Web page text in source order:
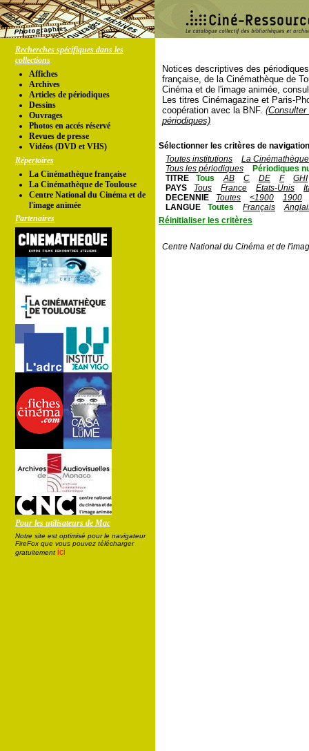
Recherches spécifiques dans les
collections
Affiches
Archives
Articles de périodiques
Dessins
Ouvrages
Photos en accés réservé
Revues de presse
Vidéos (DVD et VHS)
Répertoires
La Cinémathèque française
La Cinémathèque de Toulouse
Centre National du Cinéma et de
l'image animée
Partenaires
Pour les utilisateurs de Mac
Notre site est optimisé pour le navigateur
FireFox que vous pouvez télécharger
gratuitement ici
Notices descriptives des
française, de la Cinémathèque de
Cinéma et de l'image animée,
Les titres Cinémagazine et Paris-
coopération avec la BNF.
périodiques)
Sélectionner les critères de
Toutes institutions
La
Tous les périodiques
Périodiques
TITRE
Tous AB C DE F
GHI
PAYS
Tous France Etats-Unis
DECENNIE
Toutes <1900
1900
LANGUE
Toutes Français
Réinitialiser les critères
Centre National du Cinéma et de